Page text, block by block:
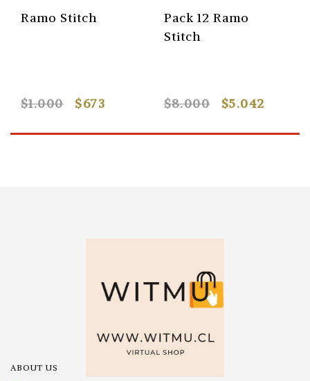
Ramo Stitch
$1.000 $673
Pack 12 Ramo
Stitch
$8.000 $5.042
ABOUT US